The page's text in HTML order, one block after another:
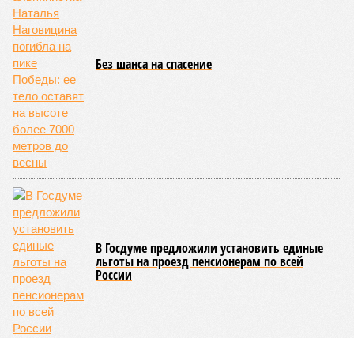
2038-го, вероятно, вовсе не предусматривает такой
постановки вопроса.
Неудивительно, что гендиректор РЖД
реагируя на словесные интервенции Пашиняна, выступил
со словно растерянно-обиженным комментарием. И,
кажется, стало только хуже. Как отметил менеджер, ЮКЖД
и РЖД«последовательно и в полном объёме исполняют
взятые на себя обязательства в рамках концессионного
договора от 2008 года». «Концессия дала Армении
современную железную дорогу, при этом освободив
бюджет республики от затрат на её восстановление и
содержание. Дивиденды акционеру никогда не
выплачивались, вся прибыль шла на развитие железной
дороги», – добавил Белозёров.
И в самом деле. Российская сторона поставляла Армении
вагоны, по первому чиху ремонтировала пути, в том числе
повреждённые стихией, выплатила в казну закавказской
республики 15 млрд рублей налогов, пускала прибыль на